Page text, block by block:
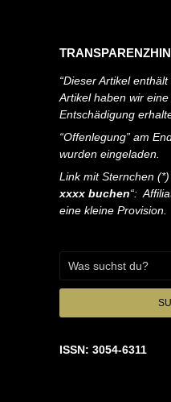
“Dieser Artikel
Artikel haben wir
Entschädigung
“Offenlegung” am
wurden eingeladen.
Link mit Sternchen
xxxx buchen“:
eine kleine Provision.
ISSN: 3054-6311